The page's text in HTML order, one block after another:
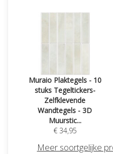
Muraio Plaktegels - 10
stuks Tegeltickers-
Zelfklevende
Wandtegels - 3D
Muurstic...
€ 34,95
Meer soortgelijke